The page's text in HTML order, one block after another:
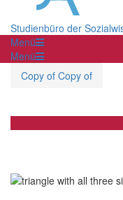
Studienbüro der
Menü
Menü
Copy of Copy of